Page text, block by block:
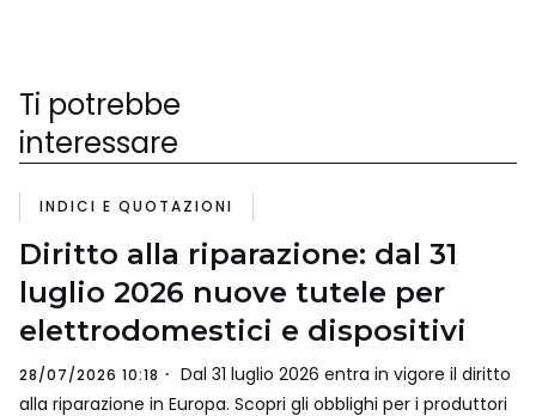
Ti potrebbe
interessare
INDICI E QUOTAZIONI
Diritto alla riparazione: dal 31
luglio 2026 nuove tutele per
elettrodomestici e dispositivi
28/07/2026 10:18
Dal 31 luglio 2026 entra in vigore il diritto
alla riparazione in Europa. Scopri gli obblighi per i produttori